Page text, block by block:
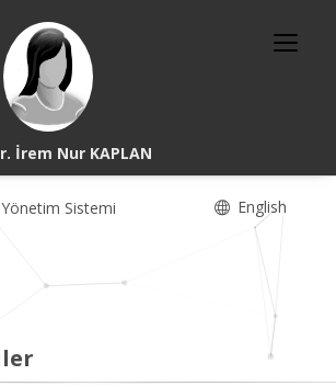
İrem Nur KAPLAN
Sistemi English